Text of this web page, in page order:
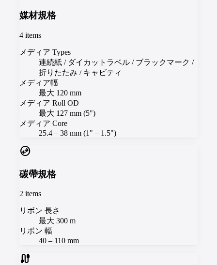
媒材規格
4 items
メディア Types
連続紙 / ダイカットラベル / ブラックマーク /
折りたたみ / キャビティ
メディア幅
最大 120 mm
メディア Roll OD
最大 127 mm (5")
メディア Core
25.4 – 38 mm (1" – 1.5")
swap_horizontal_circle
碳帶規格
2 items
リボン 長さ
最大 300 m
リボン 幅
40 – 110 mm
cable